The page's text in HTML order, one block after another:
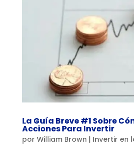
La Guía Breve #1 Sobre
Acciones Para Invertir
por William Brown | Invertir en